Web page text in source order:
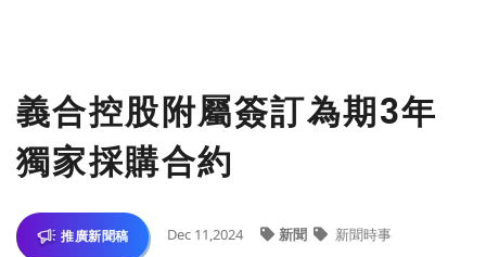
義合控股附屬簽訂為期3年
獨家採購合約
推廣新聞稿 Dec 11,2024 新聞 新聞時事